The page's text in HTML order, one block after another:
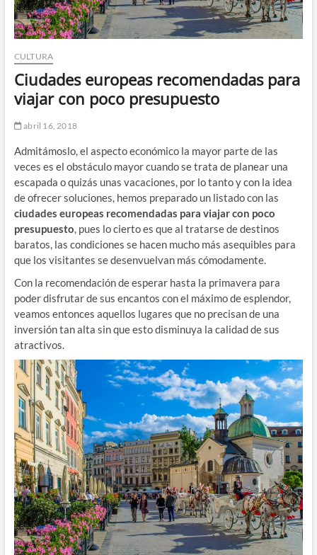
CULTURA
Ciudades europeas recomendadas para
viajar con poco presupuesto
abril 16, 2018
Admitámoslo, el aspecto económico la mayor parte de las
veces es el obstáculo mayor cuando se trata de planear una
escapada o quizás unas vacaciones, por lo tanto y con la idea
de ofrecer soluciones, hemos preparado un listado con las
ciudades europeas recomendadas para viajar con poco
presupuesto, pues lo cierto es que al tratarse de destinos
baratos, las condiciones se hacen mucho más asequibles para
que los visitantes se desenvuelvan más cómodamente.
Con la recomendación de esperar hasta la primavera para
poder disfrutar de sus encantos con el máximo de esplendor,
veamos entonces aquellos lugares que no precisan de una
inversión tan alta sin que esto disminuya la calidad de sus
atractivos.